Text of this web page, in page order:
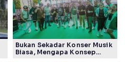
Bukan Sekadar Konser Musik
Biasa, Mengapa Konsep